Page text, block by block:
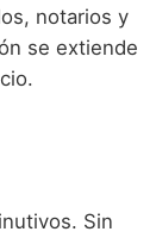
notarios y
se extiende
Sin